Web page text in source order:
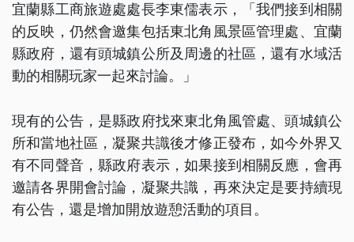
宜蘭縣工商旅遊處處長李東儒表示，「我們接到相關
的反映，仍然會邀集包括東北角風景區管理處、宜蘭
縣政府，還有頭城鎮公所及周邊的社區，還有水域活
動的相關玩家一起來討論。」
現有的公告，是縣政府找來東北角風管處、頭城鎮公
所和當地社區，凝聚共識後才修正發布，如今外界又
有不同聲音，縣政府表示，如果接到相關反應，會再
邀請各界開會討論，凝聚共識，再來決定是要持續現
有公告，還是增加開放遊憩活動的項目。